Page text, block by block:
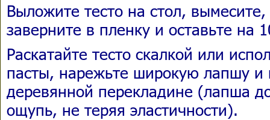
Выложите тесто на стол,
заверните в пленку и оставьте на
Раскатайте тесто скалкой или
пасты, нарежьте широкую лапшу и
деревянной перекладине (лапша
ощупь, не теряя эластичности).